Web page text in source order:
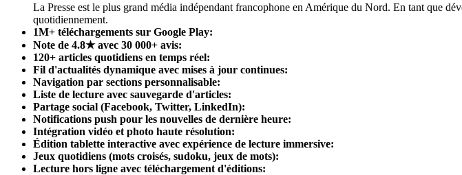
La Presse est le plus grand média indépendant francophone en Amérique du Nord. En tant que
quotidiennement.
1M+ téléchargements sur Google Play:
Note de 4.8★ avec 30 000+ avis:
120+ articles quotidiens en temps réel:
Fil d'actualités dynamique avec mises à jour continues:
Navigation par sections personnalisable:
Liste de lecture avec sauvegarde d'articles:
Partage social (Facebook, Twitter, LinkedIn):
Notifications push pour les nouvelles de dernière heure:
Intégration vidéo et photo haute résolution:
Édition tablette interactive avec expérience de lecture immersive:
Jeux quotidiens (mots croisés, sudoku, jeux de mots):
Lecture hors ligne avec téléchargement d'éditions: